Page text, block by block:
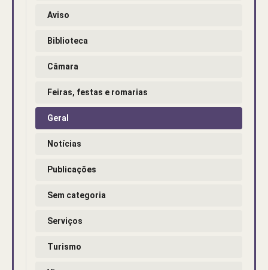
Aviso
Biblioteca
Câmara
Feiras, festas e romarias
Geral
Notícias
Publicações
Sem categoria
Serviços
Turismo